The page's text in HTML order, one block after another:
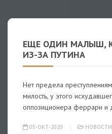
ЕЩЕ ОДИН МАЛЫШ,
ИЗ-ЗА ПУТИНА
Нет предела
милость, у этого
оппозиционера феррари и
05-ОКТ-2020 НОВОСТИ